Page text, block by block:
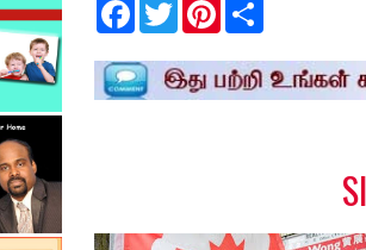
F
e
b
o
T
w
t
t
e
P
t
e
r
r
e